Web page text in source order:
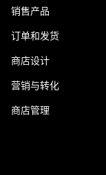
销售产品
订单和发货
商店设计
营销与转化
商店管理